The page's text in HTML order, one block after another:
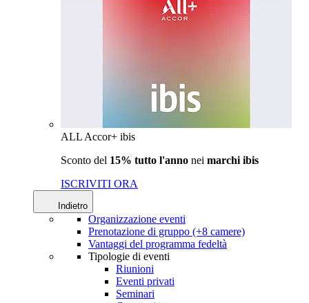
ALL Accor+ ibis
Sconto del 15% tutto l'anno nei marchi ibis
ISCRIVITI ORA
Indietro
Organizzazione eventi
Prenotazione di gruppo (+8 camere)
Vantaggi del programma fedeltà
Tipologie di eventi
Riunioni
Eventi privati
Seminari